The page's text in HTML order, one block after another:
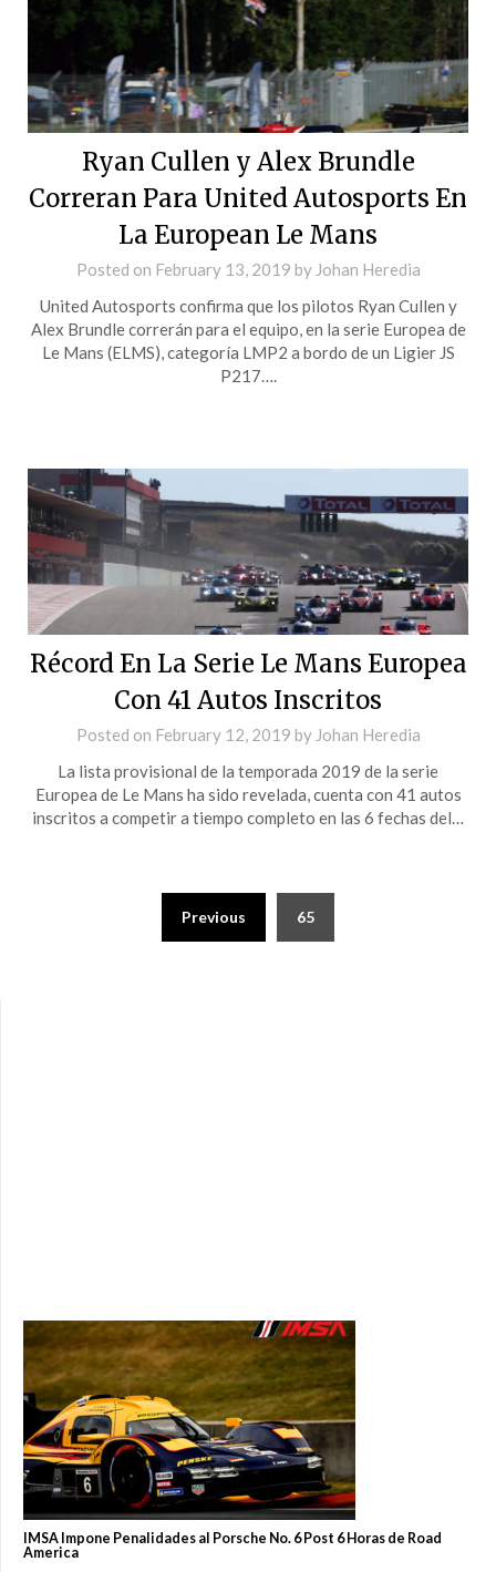
Ryan Cullen y Alex Brundle
Correran Para United Autosports En
La European Le Mans
Posted on February 13, 2019 by Johan Heredia
United Autosports confirma que los pilotos Ryan Cullen y
Alex Brundle correrán para el equipo, en la serie Europea de
Le Mans (ELMS), categoría LMP2 a bordo de un Ligier JS
P217….
Récord En La Serie Le Mans Europea
Con 41 Autos Inscritos
Posted on February 12, 2019 by Johan Heredia
La lista provisional de la temporada 2019 de la serie
Europea de Le Mans ha sido revelada, cuenta con 41 autos
inscritos a competir a tiempo completo en las 6 fechas del…
Previous 65
IMSA Impone Penalidades al Porsche No. 6 Post 6 Horas de Road
America